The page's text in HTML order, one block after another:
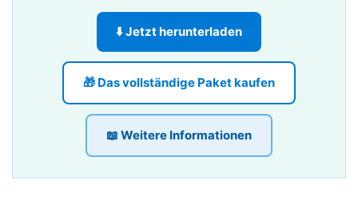
⬇️ Jetzt herunterladen
🎁 Das vollständige Paket kaufen
📖 Weitere Informationen